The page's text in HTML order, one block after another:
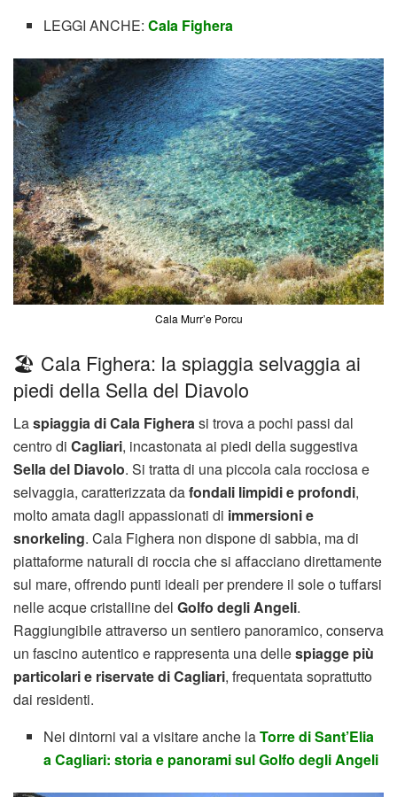
LEGGI ANCHE: Cala Fighera
Cala Murr’e Porcu
🏖️ Cala Fighera: la spiaggia selvaggia ai
piedi della Sella del Diavolo
Laspiaggia di Cala Figherasi trova a pochi passi dal
centro di Cagliari, incastonata ai piedi della suggestiva
Sella del Diavolo. Si tratta di una piccola cala rocciosa e
selvaggia, caratterizzata dafondali limpidi e profondi,
molto amata dagli appassionati di immersioni e
snorkeling. Cala Fighera non dispone di sabbia, ma di
piattaforme naturali di roccia che si affacciano direttamente
sul mare, offrendo punti ideali per prendere il sole o tuffarsi
nelle acque cristalline del Golfo degli Angeli.
Raggiungibile attraverso un sentiero panoramico, conserva
un fascino autentico e rappresenta una dellespiagge più
particolari e riservate di Cagliari, frequentata soprattutto
dai residenti.
Nei dintorni vai a visitare anche laTorre di Sant’Elia
a Cagliari: storia e panorami sul Golfo degli Angeli